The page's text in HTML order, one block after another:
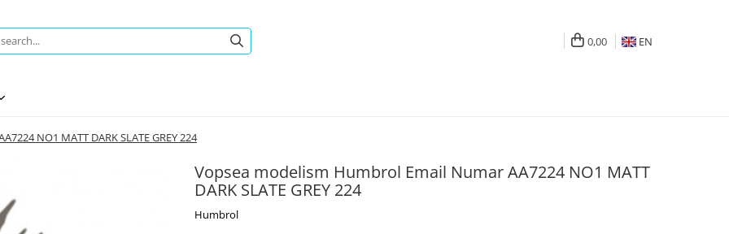
0,00 EN
NO1 MATT DARK SLATE GREY 224
Vopsea modelism Humbrol Email Numar AA7224 NO1 MATT
DARK SLATE GREY 224
Humbrol